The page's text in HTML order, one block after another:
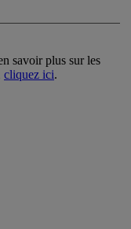
savoir plus sur les
cliquez ici.